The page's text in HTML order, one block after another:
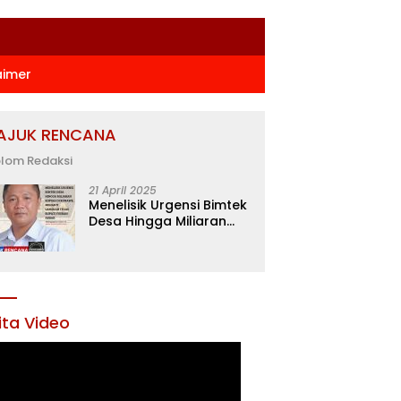
RENCANA
Redaksi
21 April 2025
Menelisik Urgensi Bimtek
Desa Hingga Miliaran
Video